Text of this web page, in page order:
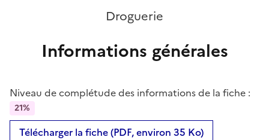
Droguerie
Informations générales
Niveau de complétude des informations de la fiche :
21%
Télécharger la fiche (PDF, environ 35 Ko)